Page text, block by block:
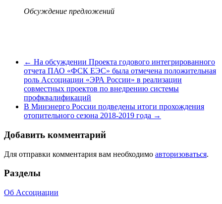
Обсуждение предложений
← На обсуждении Проекта годового интегрированного
отчета ПАО «ФСК ЕЭС» была отмечена положительная
роль Ассоциации «ЭРА России» в реализации
совместных проектов по внедрению системы
профквалификаций
В Минэнерго России подведены итоги прохождения
отопительного сезона 2018-2019 года →
Добавить комментарий
Для отправки комментария вам необходимо авторизоваться.
Разделы
Об Ассоциации